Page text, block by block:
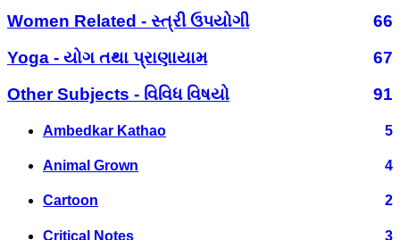
Women Related - સ્ત્રી ઉપયોગી
66
Yoga - યોગ તથા પ્રાણાયામ
67
Other Subjects - વિવિધ વિષયો
91
Ambedkar Kathao 5
Animal Grown 4
Cartoon 2
Critical Notes 3